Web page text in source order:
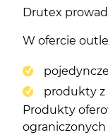
Drutex
W ofercie
produkty z
Produkty
ograniczonych